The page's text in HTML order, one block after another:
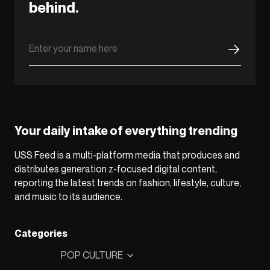
behind.
Your daily intake of everything trending
USS Feed is a multi-platform media that produces and
distributes generation z-focused digital content,
reporting the latest trends on fashion, lifestyle, culture,
and music to its audience.
Categories
POP CULTURE